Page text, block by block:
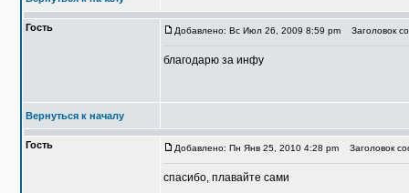
Гость Добавлено: Вс Июл 26, 2009 8:59 pm Заголовок
благодарю за инфу
Вернуться к началу
Гость Добавлено: Пн Янв 25, 2010 4:28 pm Заголовок
спасибо, плавайте сами